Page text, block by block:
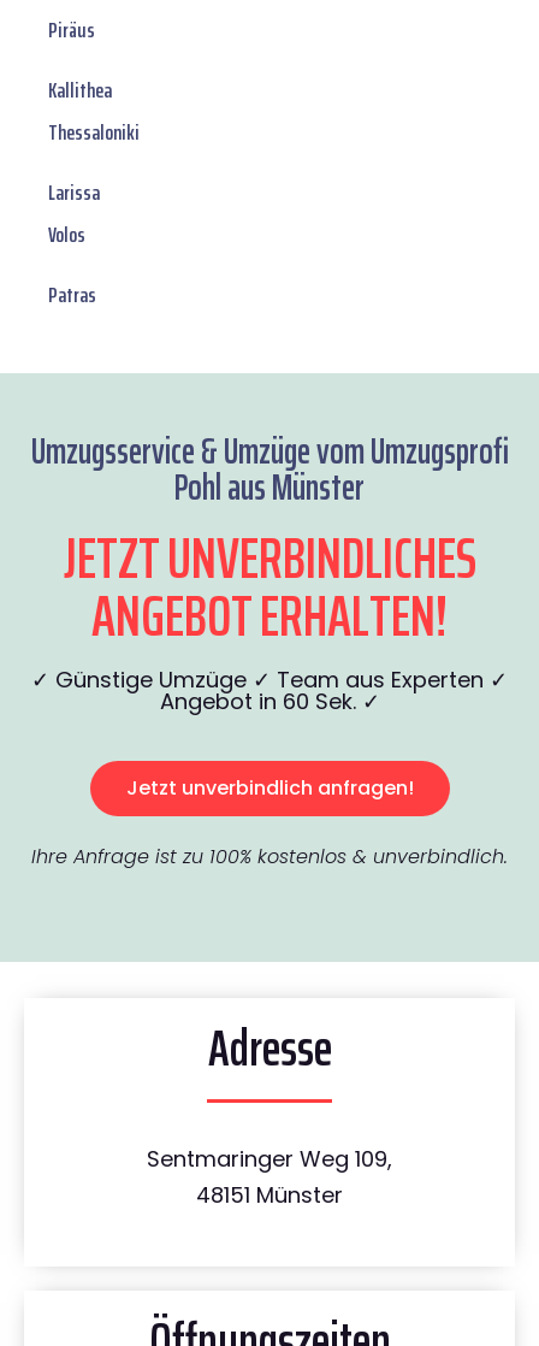
Piräus
Kallithea
Thessaloniki
Larissa
Volos
Patras
Umzugsservice & Umzüge vom Umzugsprofi
Pohl aus Münster
JETZT UNVERBINDLICHES
ANGEBOT ERHALTEN!
✓ Günstige Umzüge ✓ Team aus Experten ✓
Angebot in 60 Sek. ✓
Jetzt unverbindlich anfragen!
Ihre Anfrage ist zu 100% kostenlos & unverbindlich.
Adresse
Sentmaringer Weg 109,
48151 Münster